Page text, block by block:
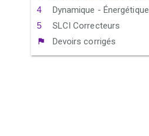
Dynamique - Énergétique
SLCI Correcteurs
Devoirs corrigés